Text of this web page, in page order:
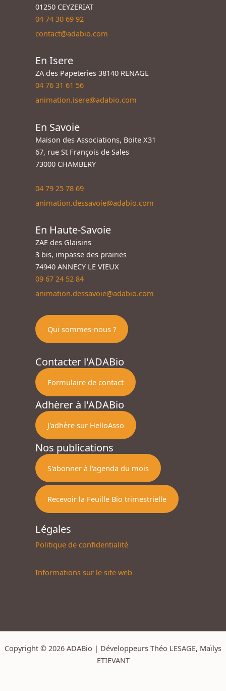
01250 CEYZERIAT
04 74 30 69 92
contact@adabio.com
En Isere
ZA des Papeteries 38140 RENAGE
04 76 31 61 56
animation.isere@adabio.com
En Savoie
Maison des Associations, Boite X31
67, rue St François de Sales
73000 CHAMBERY
04 79 25 78 69
animation.dessavoie@adabio.com
En Haute-Savoie
ZAE des Glaisins
3 bis, impasse des prairies
74940 ANNECY LE VIEUX
09 67 24 52 84
animation.dessavoie@adabio.com
Qui sommes-nous ?
Contacter l'ADABio
Formulaire de contact
Adhèrer à l'ADABio
J'adhère sur HelloAsso
Nos publications
S'abonner à l'agenda du mois
Recevoir la Feuille Bio trimestrielle
Légales
Politique de confidentialité
Informations sur le site web
Copyright © 2026 ADABio | Développeurs Théo LESAGE, Maïlys
ETIEVANT